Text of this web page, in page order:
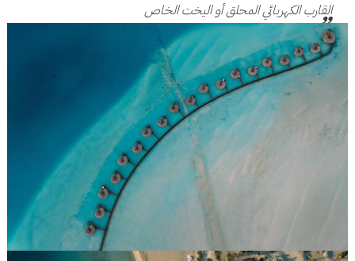
القارب الكهربائي المحلق أو اليخت الخاص